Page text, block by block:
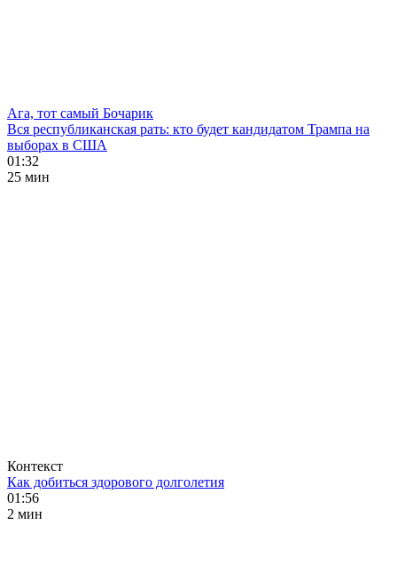
Ага, тот самый Бочарик
Вся республиканская рать: кто будет кандидатом Трампа на
выборах в США
01:32
25 мин
Контекст
Как добиться здорового долголетия
01:56
2 мин